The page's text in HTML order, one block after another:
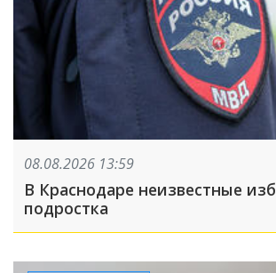
08.08.2026 13:59
В Краснодаре неизвестные
подростка